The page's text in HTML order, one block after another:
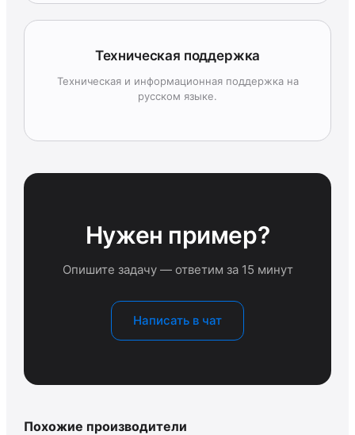
Техническая поддержка
Техническая и информационная поддержка на
русском языке.
Нужен пример?
Опишите задачу — ответим за 15 минут
Написать в чат
Похожие производители